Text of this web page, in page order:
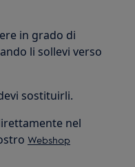
in grado di
li sollevi verso
sostituirli.
nel
Webshop